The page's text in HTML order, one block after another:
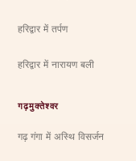
हरिद्वार में तर्पण
हरिद्वार में नारायण बली
गढ़मुक्तेश्वर
गढ़ गंगा में अस्थि विसर्जन